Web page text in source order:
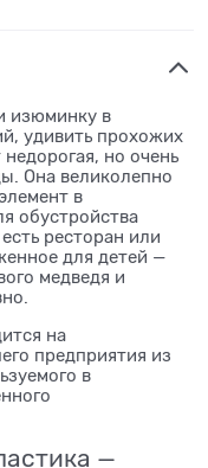
изюминку в
удивить прохожих
но очень
Она великолепно
в
обустройства
ресторан или
для детей —
медведя и
на
предприятия из
в
—